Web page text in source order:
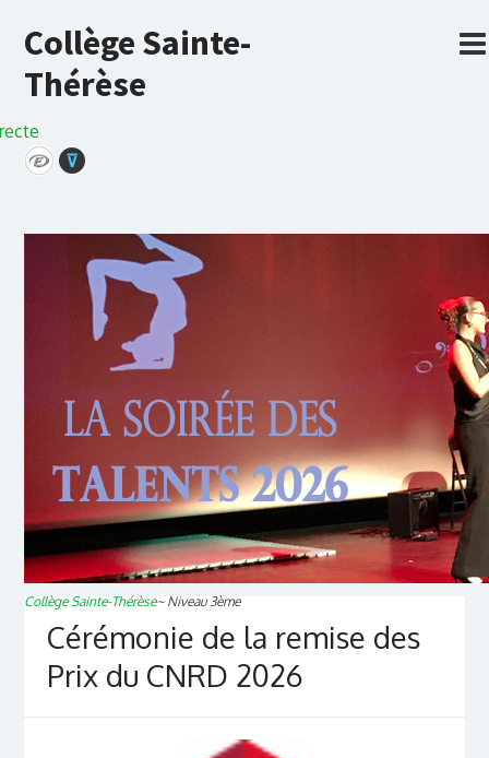
Collège Sainte-
Thérèse
⊽
Collège Sainte-Thérèse~ Niveau 3ème
Cérémonie de la remise des
Prix du CNRD 2026